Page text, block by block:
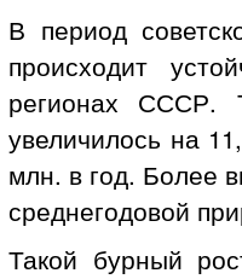
В период
происходит
регионах СССР.
увеличилось на
млн. в год. Более
среднегодовой
Такой бурный